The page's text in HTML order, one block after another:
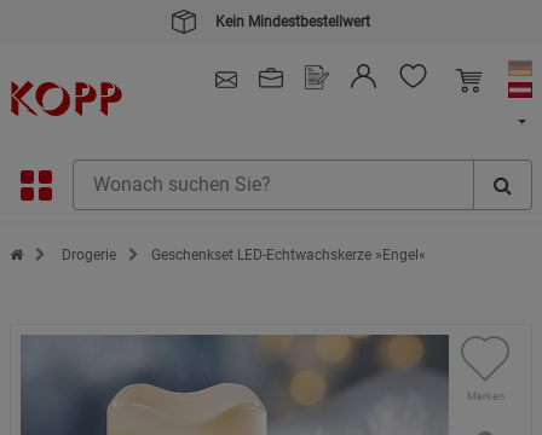
Kein Mindestbestellwert
Zur Startseite des Kopp Verlag Online-Shop
Drogerie Geschenkset LED-Echtwachskerze »Engel«
Merken